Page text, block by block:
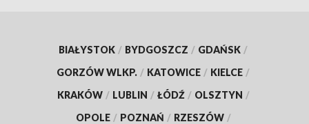
BIAŁYSTOK / BYDGOSZCZ / GDAŃSK /
GORZÓW WLKP. / KATOWICE / KIELCE /
KRAKÓW / LUBLIN / ŁÓDŹ / OLSZTYN /
OPOLE / POZNAŃ / RZESZÓW /